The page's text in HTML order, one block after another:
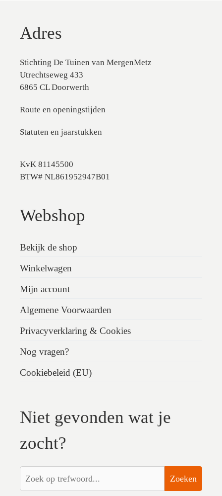
Adres
Stichting De Tuinen van MergenMetz
Utrechtseweg 433
6865 CL Doorwerth
Route en openingstijden
Statuten en jaarstukken
KvK 81145500
BTW# NL861952947B01
Webshop
Bekijk de shop
Winkelwagen
Mijn account
Algemene Voorwaarden
Privacyverklaring & Cookies
Nog vragen?
Cookiebeleid (EU)
Niet gevonden wat je
zocht?
Zoeken